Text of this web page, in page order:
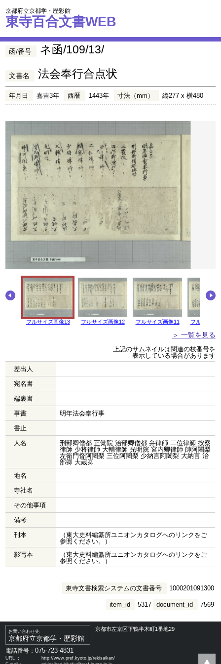
京都府立京都学・歴彩館
東寺百合文書WEB
函/番号 ネ函/109/13/
文書名 法会奉行合点状
年月日 嘉吉3年 西暦 1443年 寸法（mm） 縦277 x 横480
フルサイズ画像13 フルサイズ画像12 フルサイズ画像11 フルサイズ
＞ 一覧を見る
上記のサムネイルは関連の枝番号を
表示している場合があります
差出人
宛名書
端裏書
事書
明年法会奉行事
書止
人名
刑部卿僧都 正覚院 治部卿僧都 弁律師 二位律師 按察
律師 少将律師 大輔律師 光明院 宮内卿律師 帥阿闍梨
左衛門督阿闍梨 三位阿闍梨 少納言阿闍梨 大納言 治
部卿 大蔵卿
地名
寺社名
その他事項
備考
刊本
（東大史料編纂所ユニオンカタログへのリンクをご
参照ください。）
影写本
（東大史料編纂所ユニオンカタログへのリンクをご
参照ください。）
東寺文書検索システムの文書番号 1000201091300
document_id 7569
item_id 5317
お問い合わせ先
京都府立京都学・歴彩館
京都市左京区下鴨半木町1番地29
電話番号：075-723-4831
URL ：
http://www.pref.kyoto.jp/rekisaikan/